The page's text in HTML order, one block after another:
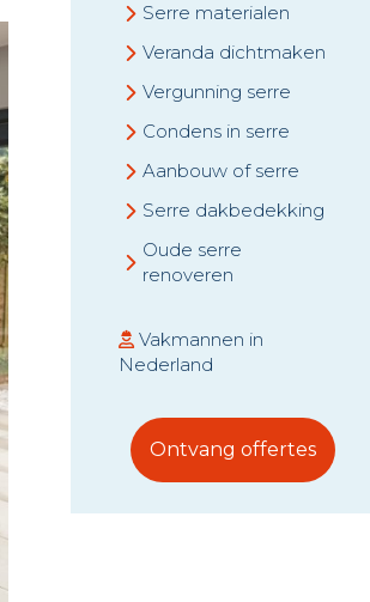
Serre materialen
Veranda dichtmaken
Vergunning serre
Condens in serre
Aanbouw of serre
Serre dakbedekking
Oude serre
renoveren
Vakmannen in
Nederland
Ontvang offertes